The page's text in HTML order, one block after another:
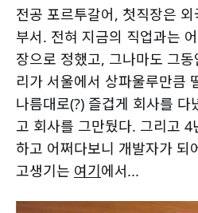
전공 포르투갈어, 첫직장은
부서. 전혀 지금의 직업과는
장으로 정했고, 그나마도 그
리가 서울에서 상파울루만큼
나름대로(?) 즐겁게 회사를
고 회사를 그만뒀다. 그리고
하고 어쩌다보니 개발자가 되
고생기는 여기에서...